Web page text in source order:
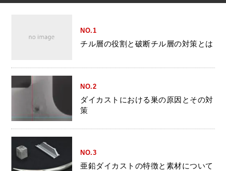
NO.1
チル層の役割と破断チル層の対策とは
NO.2
ダイカストにおける巣の原因とその対
策
NO.3
亜鉛ダイカストの特徴と素材について